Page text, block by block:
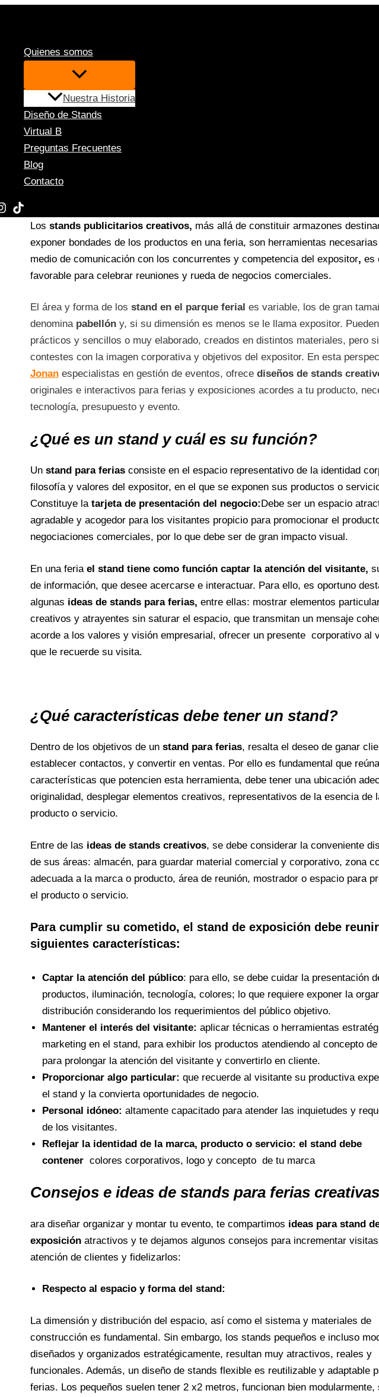
contenido
Quienes somos
Nuestra Historia
Diseño de Stands
Virtual B
Preguntas Frecuentes
Blog
Contacto
Qué es un stand y cómo sacarle el máximo
al diseño de forma creativa
Presentar al mercado tu negocio, marca, producto o servicio, acercarlo a los
consumidores y transmitir el mensaje que se desea requiere tácticas
demarketing ferial
Los stands publicitarios creativos, más allá de constituir armazones
exponer bondades de los productos en una feria, son herramientas
medio de comunicación con los concurrentes y competencia del expositor, es
favorable para celebrar reuniones y rueda de negocios comerciales.
El área y forma de los stand en el parque ferial es variable, los de gran
denomina pabellóny, si su dimensión es menos se le llama expositor.
prácticos y sencillos o muy elaborado, creados en distintos materiales, pero
contestes con la imagen corporativa y objetivos del expositor. En esta
Jonanespecialistas en gestión de eventos, ofrece diseños de stands
originales e interactivos para ferias y exposiciones acordes a tu producto,
tecnología, presupuesto y evento.
¿Qué es un stand y cuál es su función?
Un stand para ferias consiste en el espacio representativo de la identidad
filosofía y valores del expositor, en el que se exponen sus productos o
Constituye la tarjeta de presentación del negocio:Debe ser un espacio
agradable y acogedor para los visitantes propicio para promocionar el
negociaciones comerciales, por lo que debe ser de gran impacto visual.
En una feria el stand tiene como función captar la atención del visitante,
de información, que desee acercarse e interactuar. Para ello, es oportuno
algunas ideas de stands para ferias, entre ellas: mostrar elementos
creativos y atrayentes sin saturar el espacio, que transmitan un mensaje
acorde a los valores y visión empresarial, ofrecer un presente corporativo al
que le recuerde su visita.
¿Qué características debe tener un stand?
Dentro de los objetivos de un stand para ferias, resalta el deseo de ganar
establecer contactos, y convertir en ventas. Por ello es fundamental que reúna
características que potencien esta herramienta, debe tener una ubicación
originalidad, desplegar elementos creativos, representativos de la esencia de
producto o servicio.
Entre de las ideas de stands creativos, se debe considerar la conveniente
de sus áreas: almacén, para guardar material comercial y corporativo, zona
adecuada a la marca o producto, área de reunión, mostrador o espacio para
el producto o servicio.
Para cumplir su cometido, el stand de exposición debe
siguientes características:
Captar la atención del público: para ello, se debe cuidar la presentación
productos, iluminación, tecnología, colores; lo que requiere exponer la
distribución considerando los requerimientos del público objetivo.
Mantener el interés del visitante: aplicar técnicas o herramientas
marketing en el stand, para exhibir los productos atendiendo al concepto
para prolongar la atención del visitante y convertirlo en cliente.
Proporcionar algo particular: que recuerde al visitante su productiva
el stand y la convierta oportunidades de negocio.
Personal idóneo: altamente capacitado para atender las inquietudes y
de los visitantes.
Reflejar la identidad de la marca, producto o servicio: el stand debe
contener colores corporativos, logo y concepto de tu marca
Consejos e ideas de stands para ferias creativas
ara diseñar organizar y montar tu evento, te compartimos ideas para stand
exposiciónatractivos y te dejamos algunos consejos para incrementar
atención de clientes y fidelizarlos:
Respecto al espacio y forma del stand:
La dimensión y distribución del espacio, así como el sistema y materiales de
construcción es fundamental. Sin embargo, los stands pequeños e incluso
diseñados y organizados estratégicamente, resultan muy atractivos, reales y
funcionales. Además, un diseño de stands flexible es reutilizable y adaptable
ferias. Los pequeños suelen tener 2 x2 metros, funcionan bien modularmente,